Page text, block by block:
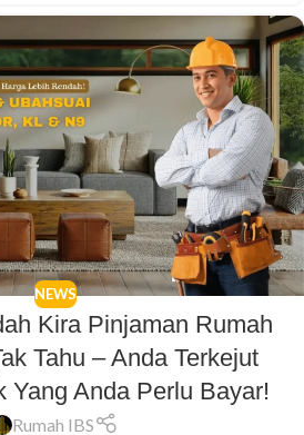
NEWS
Kira Pinjaman Rumah
Tahu – Anda Terkejut
Yang Anda Perlu Bayar!
Rumah IBS